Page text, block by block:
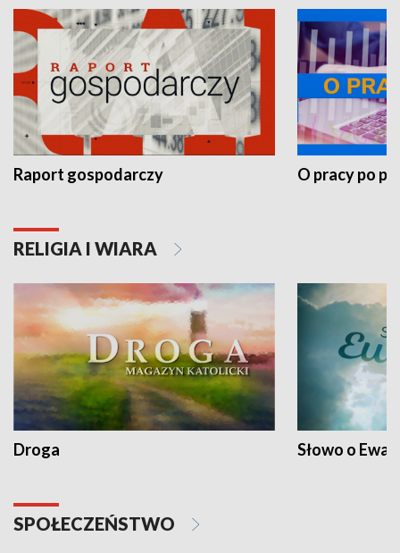
Raport gospodarczy O pracy po
RELIGIA I WIARA
Droga Słowo o
SPOŁECZEŃSTWO